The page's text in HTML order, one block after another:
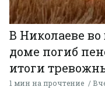
В Николаеве
доме погиб
итоги
1 мин на прочтение